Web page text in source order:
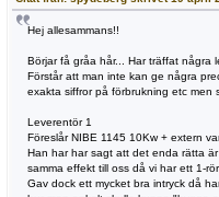
Hej allesammans!!
Börjar få gråa hår... Har träffat några
Förstår att man inte kan ge några
exakta siffror på förbrukning etc men
Leverentör 1
Föreslår NIBE 1145 10Kw + extern
Han har har sagt att det enda rätta
samma effekt till oss då vi har ett 1-
Gav dock ett mycket bra intryck då